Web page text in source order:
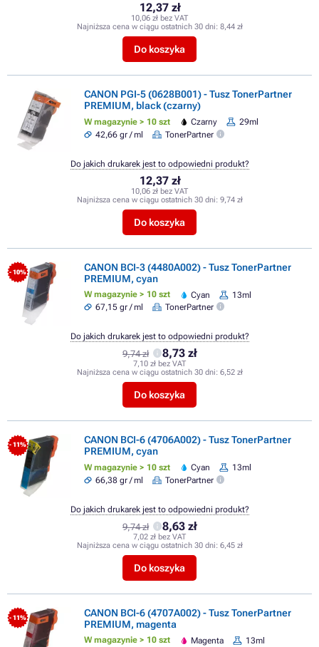
12,37 zł
10,06 zł bez VAT
Najniższa cena w ciągu ostatnich 30 dni: 8,44 zł
Do koszyka
CANON PGI-5 (0628B001) - Tusz TonerPartner
PREMIUM, black (czarny)
W magazynie > 10 szt Czarny
29ml
42,66 gr / ml
TonerPartner
12,37 zł
10,06 zł bez VAT
Najniższa cena w ciągu ostatnich 30 dni: 9,74 zł
Do koszyka
Do jakich drukarek jest to odpowiedni produkt?
- 10%
CANON BCI-3 (4480A002) - Tusz TonerPartner
PREMIUM, cyan
W magazynie > 10 szt Cyan
13ml
67,15 gr / ml
TonerPartner
9,74 zł 8,73 zł
7,10 zł bez VAT
Najniższa cena w ciągu ostatnich 30 dni: 6,52 zł
Do koszyka
Do jakich drukarek jest to odpowiedni produkt?
- 11%
CANON BCI-6 (4706A002) - Tusz TonerPartner
PREMIUM, cyan
W magazynie > 10 szt Cyan
13ml
66,38 gr / ml
TonerPartner
9,74 zł 8,63 zł
7,02 zł bez VAT
Najniższa cena w ciągu ostatnich 30 dni: 6,45 zł
Do koszyka
Do jakich drukarek jest to odpowiedni produkt?
- 11%
CANON BCI-6 (4707A002) - Tusz TonerPartner
PREMIUM, magenta
W magazynie > 10 szt Magenta
13ml